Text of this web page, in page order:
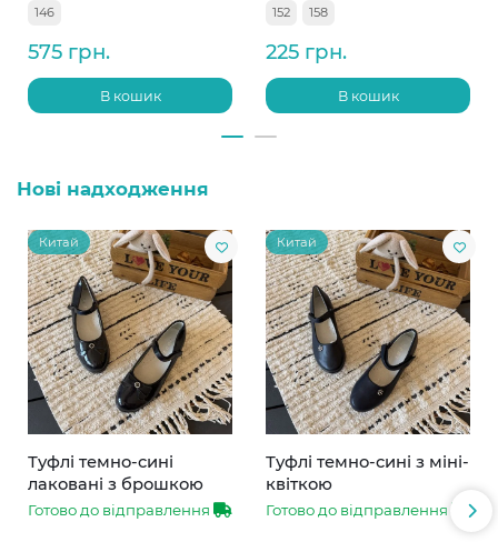
146
575 грн.
В кошик
152
158
225 грн.
В кошик
Нові надходження
Китай
Туфлі темно-сині
лаковані з брошкою
Готово до відправлення
Китай
Туфлі темно-сині з міні-
квіткою
Готово до відправлення